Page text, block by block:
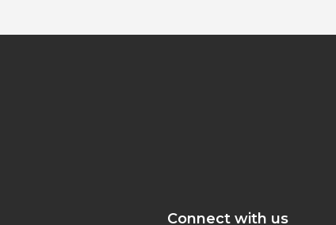
Connect with us